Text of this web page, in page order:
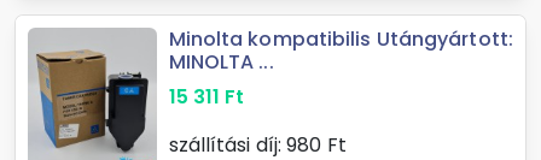
Minolta kompatibilis Utángyártott:
MINOLTA ...
15 311 Ft
szállítási díj: 980 Ft